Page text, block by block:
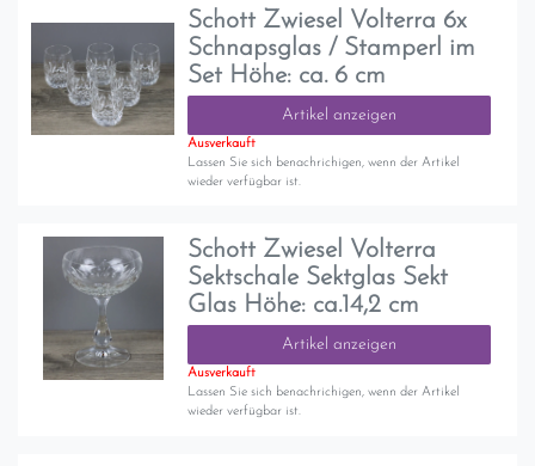
Schott Zwiesel Volterra 6x
Schnapsglas / Stamperl im
Set Höhe: ca. 6 cm
Artikel anzeigen
Ausverkauft
Lassen Sie sich benachrichigen, wenn der Artikel
wieder verfügbar ist.
Schott Zwiesel Volterra
Sektschale Sektglas Sekt
Glas Höhe: ca.14,2 cm
Artikel anzeigen
Ausverkauft
Lassen Sie sich benachrichigen, wenn der Artikel
wieder verfügbar ist.